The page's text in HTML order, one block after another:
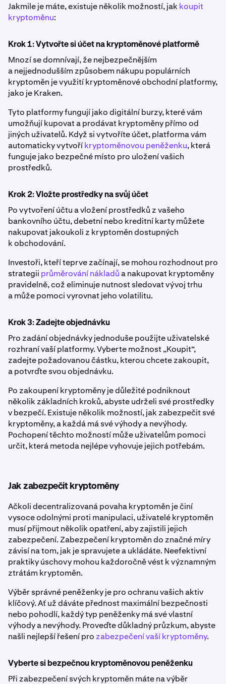
Jakmile je máte, existuje několik možností, jak koupit
kryptoměnu:
Krok 1: Vytvořte si účet na kryptoměnové platformě
Mnozí se domnívají, že nejbezpečnějším
a nejjednodušším způsobem nákupu populárních
kryptoměn je využití kryptoměnové obchodní platformy,
jako je Kraken.
Tyto platformy fungují jako digitální burzy, které vám
umožňují kupovat a prodávat kryptoměny přímo od
jiných uživatelů. Když si vytvoříte účet, platforma vám
automaticky vytvoříkryptoměnovou peněženku, která
funguje jako bezpečné místo pro uložení vašich
prostředků.
Krok 2: Vložte prostředky na svůj účet
Po vytvoření účtu a vložení prostředků z vašeho
bankovního účtu, debetní nebo kreditní karty můžete
nakupovat jakoukoli z kryptoměn dostupných
k obchodování.
Investoři, kteří teprve začínají, se mohou rozhodnout pro
strategii průměrování nákladůa nakupovat kryptoměny
pravidelně, což eliminuje nutnost sledovat vývoj trhu
a může pomoci vyrovnat jeho volatilitu.
Krok 3: Zadejte objednávku
Pro zadání objednávky jednoduše použijte uživatelské
rozhraní vaší platformy. Vyberte možnost „Koupit“,
zadejte požadovanou částku, kterou chcete zakoupit,
a potvrďte svou objednávku.
Po zakoupení kryptoměny je důležité podniknout
několik základních kroků, abyste udrželi své prostředky
v bezpečí. Existuje několik možností, jak zabezpečit své
kryptoměny, a každá má své výhody a nevýhody.
Pochopení těchto možností může uživatelům pomoci
určit, která metoda nejlépe vyhovuje jejich potřebám.
Jak zabezpečit kryptoměny
Ačkoli decentralizovaná povaha kryptoměn je činí
vysoce odolnými proti manipulaci, uživatelé kryptoměn
musí přijmout několik opatření, aby zajistili jejich
zabezpečení. Zabezpečení kryptoměn do značné míry
závisí na tom, jak je spravujete a ukládáte. Neefektivní
praktiky úschovy mohou každoročně vést k významným
ztrátám kryptoměn.
Výběr správné peněženky je pro ochranu vašich aktiv
klíčový. Ať už dáváte přednost maximální bezpečnosti
nebo pohodlí, každý typ peněženky má své vlastní
výhody a nevýhody. Proveďte důkladný průzkum, abyste
našli nejlepší řešení pro zabezpečení vaší kryptoměny.
Vyberte si bezpečnou kryptoměnovou peněženku
Při zabezpečení svých kryptoměn máte na výběr